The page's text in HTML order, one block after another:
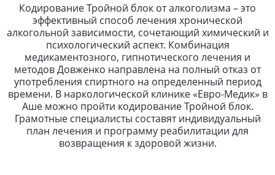
Кодирование Тройной блок от алкоголизма – это
эффективный способ лечения хронической
алкогольной зависимости, сочетающий химический и
психологический аспект. Комбинация
медикаментозного, гипнотического лечения и
методов Довженко направлена на полный отказ от
употребления спиртного на определенный период
времени. В наркологической клинике «Евро-Медик» в
Аше можно пройти кодирование Тройной блок.
Грамотные специалисты составят индивидуальный
план лечения и программу реабилитации для
возвращения к здоровой жизни.